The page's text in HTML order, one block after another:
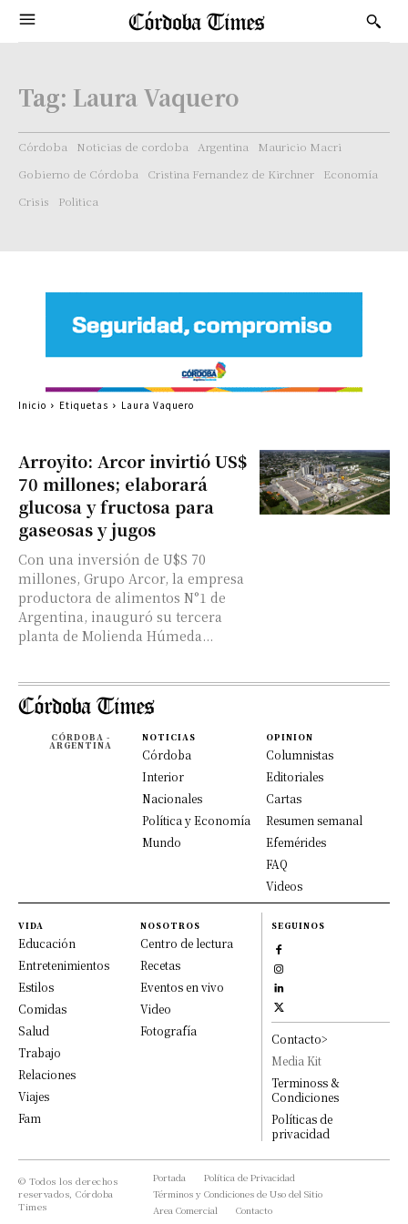
Tag: Laura Vaquero
Córdoba Noticias de cordoba Argentina
Mauricio Macri
Gobierno de Córdoba
Cristina Fernandez de Kirchner
Economía
Crisis
Politica
Arroyito: Arcor invirtió US$
70 millones; elaborará
glucosa y fructosa para
gaseosas y jugos
Con una inversión de U$S 70
millones, Grupo Arcor, la empresa
productora de alimentos N°1 de
Argentina, inauguró su tercera
planta de Molienda Húmeda...
Inicio Etiquetas Laura Vaquero
CÓRDOBA -
ARGENTINA
NOTICIAS
Córdoba
Interior
Nacionales
Política y Economía
Mundo
OPINION
Columnistas
Editoriales
Cartas
Resumen semanal
Efemérides
FAQ
Videos
VIDA
Educación
Entretenimientos
Estilos
Comidas
Salud
Trabajo
Relaciones
Viajes
Fam
NOSOTROS
Centro de lectura
Recetas
Eventos en vivo
Video
Fotografía
SEGUINOS
Contacto>
Media Kit
Terminoss &
Condiciones
Políticas de
privacidad
© Todos los derechos
reservados, Córdoba
Times
Portada
Política de Privacidad
Términos y Condiciones de Uso del Sitio
Area Comercial
Contacto